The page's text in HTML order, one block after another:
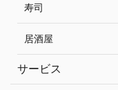
寿司
居酒屋
サービス